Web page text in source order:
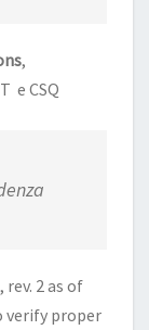
,
e CSQ
rev. 2 as of
verify proper